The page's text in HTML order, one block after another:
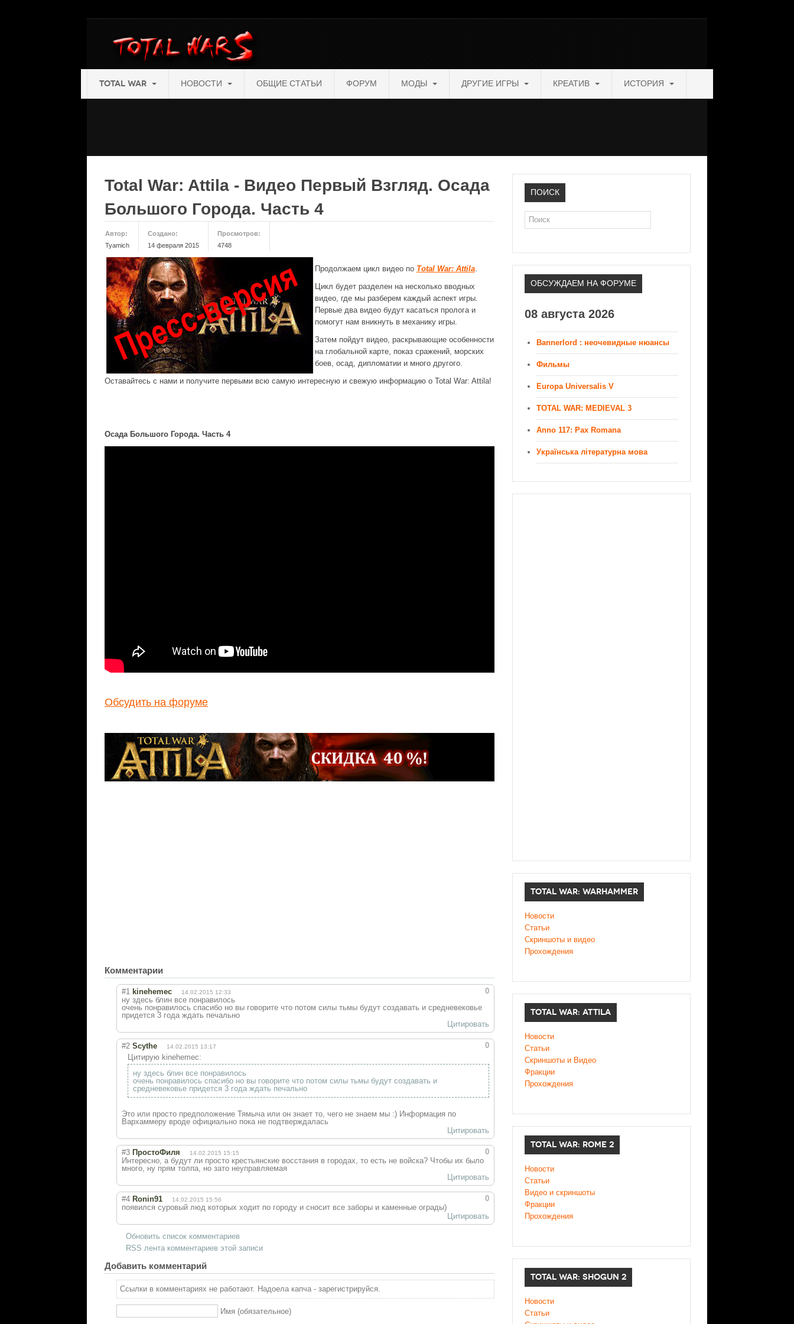
TOTAL WAR НОВОСТИ ОБЩИЕ СТАТЬИ ФОРУМ МОДЫ ДРУГИЕ ИГРЫ КРЕАТИВ ИСТОРИЯ
Total War: Attila - Видео Первый Взгляд. Осада
Большого Города. Часть 4
Автор:
Tyamich
Создано:
14 февраля 2015
Просмотров:
4748
Продолжаем цикл видео по Total War: Attila.
Цикл будет разделен на несколько вводных
видео, где мы разберем каждый аспект игры.
Первые два видео будут касаться пролога и
помогут нам вникнуть в механику игры.
Затем пойдут видео, раскрывающие особенности
на глобальной карте, показ сражений, морских
боев, осад, дипломатии и много другого.
Оставайтесь с нами и получите первыми всю самую интересную и свежую информацию о Total War: Attila!
Осада Большого Города. Часть 4
Обсудить на форуме
Комментарии
0
#1 kinehemec 14.02.2015 12:33
ну здесь блин все понравилось
очень понравилось спасибо но вы говорите что потом силы тьмы будут создавать и средневековье
придется 3 года ждать печально
Цитировать
0
#2 Scythe 14.02.2015 13:17
Цитирую kinehemec:
ну здесь блин все понравилось
очень понравилось спасибо но вы говорите что потом силы тьмы будут создавать и
средневековье придется 3 года ждать печально
Это или просто предположение Тямыча или он знает то, чего не знаем мы :) Информация по
Вархаммеру вроде официально пока не подтверждалась
Цитировать
0
#3 ПростоФиля 14.02.2015 15:15
Интересно, а будут ли просто крестьянские восстания в городах, то есть не войска? Чтобы их было
много, ну прям толпа, но зато неуправляемая
Цитировать
0
#4 Ronin91 14.02.2015 15:56
появился суровый люд которых ходит по городу и сносит все заборы и каменные ограды)
Цитировать
Обновить список комментариев
RSS лента комментариев этой записи
Добавить комментарий
Ссылки в комментариях не работают. Надоела капча - зарегистрируйся.
Имя (обязательное)
ПОИСК
Поиск
ОБСУЖДАЕМ НА ФОРУМЕ
08 августа 2026
Bannerlord : неочевидные нюансы
Фильмы
Europa Universalis V
TOTAL WAR: MEDIEVAL 3
Anno 117: Pax Romana
Українська літературна мова
TOTAL WAR: WARHAMMER
Новости
Статьи
Скриншоты и видео
Прохождения
TOTAL WAR: ATTILA
Новости
Статьи
Скриншоты и Видео
Фракции
Прохождения
TOTAL WAR: ROME 2
Новости
Статьи
Видео и скриншоты
Фракции
Прохождения
TOTAL WAR: SHOGUN 2
Новости
Статьи